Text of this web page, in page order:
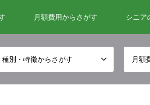
月額費用からさがす シニア
種別・特徴からさがす 月額